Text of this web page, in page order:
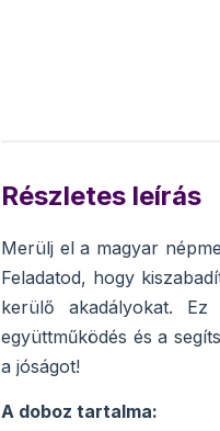
Részletes leírás
Merülj el a magyar
Feladatod, hogy
kerülő akadályokat.
együttműködés és a
a jóságot!
A doboz tartalma: